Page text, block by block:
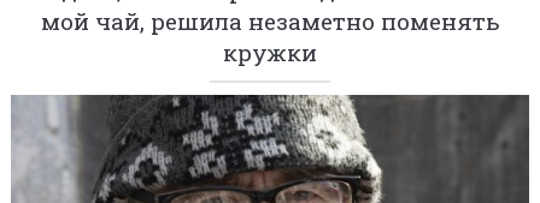
мой чай, решила незаметно поменять
кружки